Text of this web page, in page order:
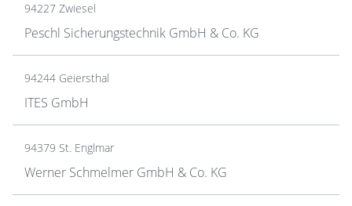
94227 Zwiesel
Peschl Sicherungstechnik GmbH & Co. KG
94244 Geiersthal
ITES GmbH
94379 St. Englmar
Werner Schmelmer GmbH & Co. KG